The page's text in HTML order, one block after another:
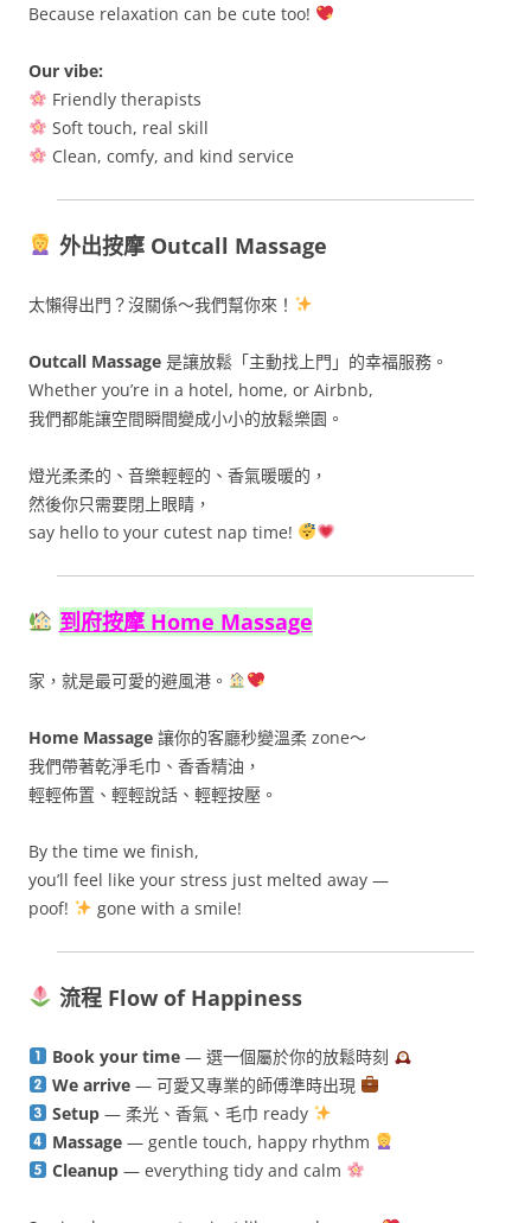
Because relaxation can be cute too!
Our vibe:
Friendly therapists
Soft touch, real skill
Clean, comfy, and kind service
外出按摩 Outcall Massage
太懶得出門？沒關係～我們幫你來！
Outcall Massage 是讓放鬆「主動找上門」的幸福服務。
Whether you’re in a hotel, home, or Airbnb,
我們都能讓空間瞬間變成小小的放鬆樂園。
燈光柔柔的、音樂輕輕的、香氣暖暖的，
然後你只需要閉上眼睛，
say hello to your cutest nap time!
到府按摩 Home Massage
家，就是最可愛的避風港。
Home Massage 讓你的客廳秒變溫柔 zone～
我們帶著乾淨毛巾、香香精油，
輕輕佈置、輕輕說話、輕輕按壓。
By the time we finish,
you’ll feel like your stress just melted away —
poof!
gone with a smile!
流程 Flow of Happiness
Book your time— 選一個屬於你的放鬆時刻
We arrive— 可愛又專業的師傅準時出現
Setup— 柔光、香氣、毛巾 ready
Massage— gentle touch, happy rhythm
Cleanup— everything tidy and calm